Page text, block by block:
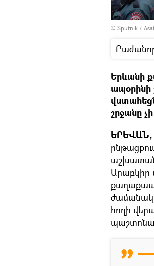
© Sputnik /
Երևանի
ապօրինի
շրջանը
ԵՐԵՎԱՆ,
Արաբկիր
ժամանակ
հողի